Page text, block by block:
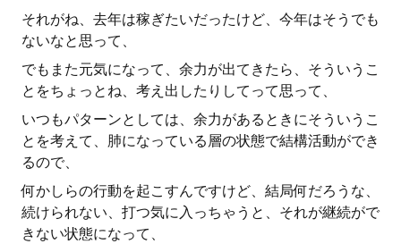
それがね、去年は稼ぎたいだったけど、今年はそうでも
ないなと思って、
でもまた元気になって、余力が出てきたら、そういうこ
とをちょっとね、考え出したりしてって思って、
いつもパターンとしては、余力があるときにそういうこ
とを考えて、肺になっている層の状態で結構活動ができ
るので、
何かしらの行動を起こすんですけど、結局何だろうな、
続けられない、打つ気に入っちゃうと、それが継続がで
きない状態になって、